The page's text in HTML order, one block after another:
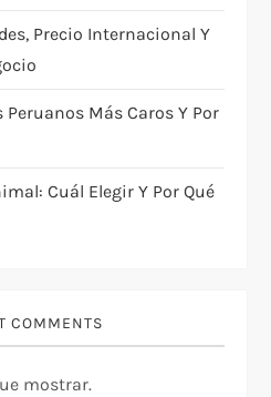
Precio Internacional Y
Más Caros Y Por
Cuál Elegir Y Por Qué
COMMENTS
mostrar.